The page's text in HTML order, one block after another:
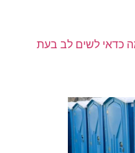
כדאי לשים לב בעת